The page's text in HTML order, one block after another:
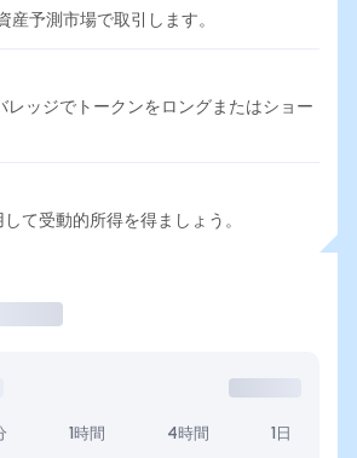
産予測市場で取引します。
レッジでトークンをロングまたはショー
て受動的所得を得ましょう。
1時間 4時間 1日